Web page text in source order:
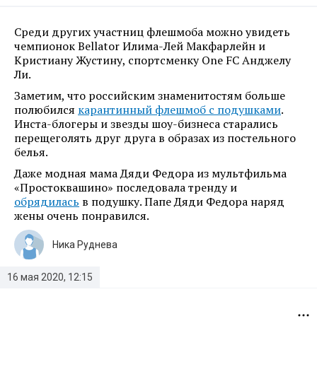
Среди других участниц флешмоба можно увидеть
чемпионок Bellator Илима-Лей Макфарлейн и
Кристиану Жустину, спортсменку One FC Анджелу
Ли.
Заметим, что российским знаменитостям больше
полюбился карантинный флешмоб с подушками.
Инста-блогеры и звезды шоу-бизнеса старались
перещеголять друг друга в образах из постельного
белья.
Даже модная мама Дяди Федора из мультфильма
«Простоквашино» последовала тренду и
обрядилась в подушку. Папе Дяди Федора наряд
жены очень понравился.
16 мая 2020, 12:15
Ника Руднева